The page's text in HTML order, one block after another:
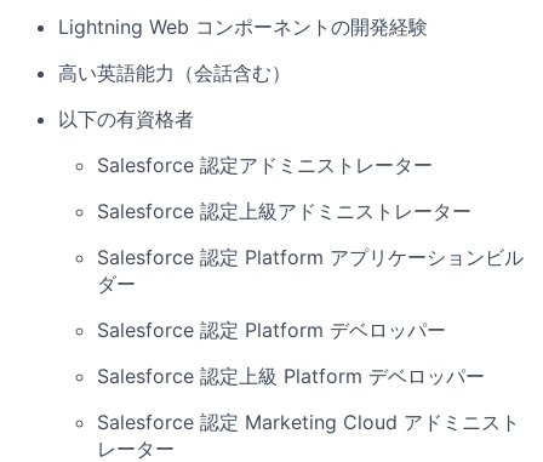
Lightning Web コンポーネントの開発経験
高い英語能力（会話含む）
以下の有資格者
Salesforce 認定アドミニストレーター
Salesforce 認定上級アドミニストレーター
Salesforce 認定 Platform アプリケーションビル
ダー
Salesforce 認定 Platform デベロッパー
Salesforce 認定上級 Platform デベロッパー
Salesforce 認定 Marketing Cloud アドミニスト
レーター